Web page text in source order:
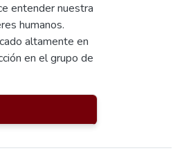
entender nuestra
humanos.
altamente en
en el grupo de